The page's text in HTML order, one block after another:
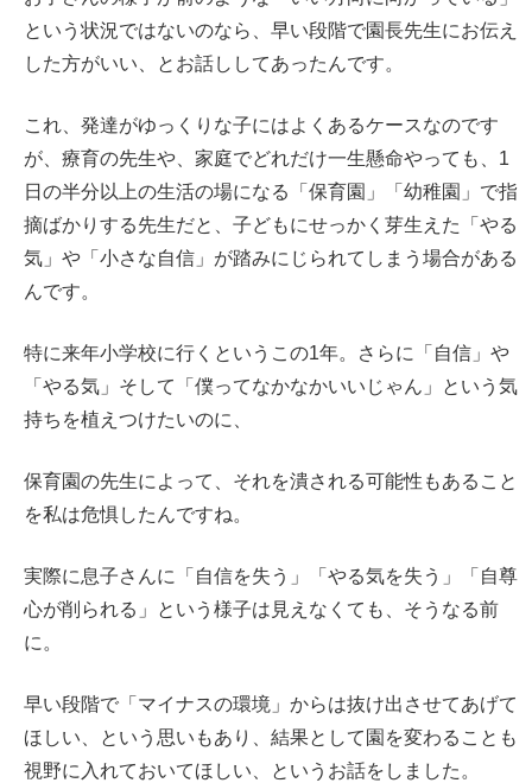
という状況ではないのなら、早い段階で園長先生にお伝え
した方がいい、とお話ししてあったんです。
これ、発達がゆっくりな子にはよくあるケースなのです
が、療育の先生や、家庭でどれだけ一生懸命やっても、1
日の半分以上の生活の場になる「保育園」「幼稚園」で指
摘ばかりする先生だと、子どもにせっかく芽生えた「やる
気」や「小さな自信」が踏みにじられてしまう場合がある
んです。
特に来年小学校に行くというこの1年。さらに「自信」や
「やる気」そして「僕ってなかなかいいじゃん」という気
持ちを植えつけたいのに、
保育園の先生によって、それを潰される可能性もあること
を私は危惧したんですね。
実際に息子さんに「自信を失う」「やる気を失う」「自尊
心が削られる」という様子は見えなくても、そうなる前
に。
早い段階で「マイナスの環境」からは抜け出させてあげて
ほしい、という思いもあり、結果として園を変わることも
視野に入れておいてほしい、というお話をしました。